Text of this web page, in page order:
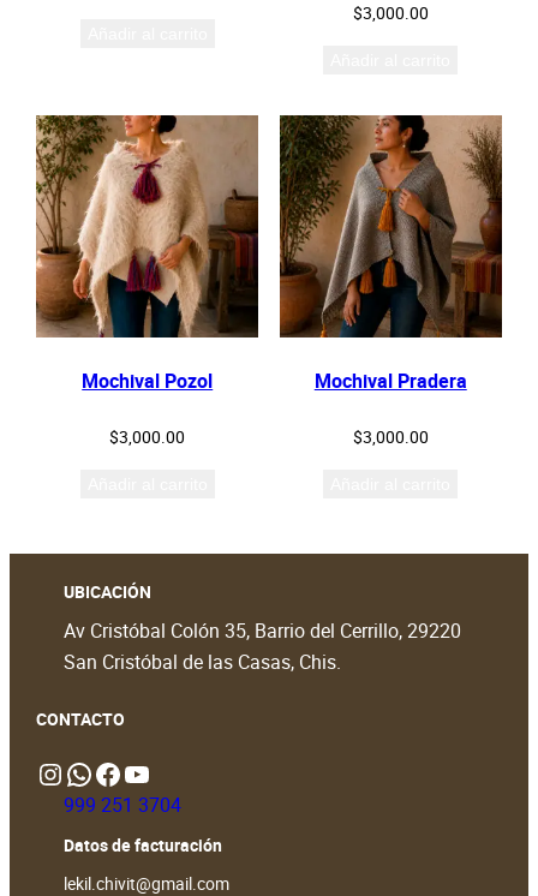
$3,000.00
Mochival Pozol
$3,000.00
Mochival Pradera
$3,000.00
UBICACIÓN
Av Cristóbal Colón 35, Barrio del Cerrillo, 29220
San Cristóbal de las Casas, Chis.
CONTACTO
InstagramWhatsApp https://www.facebook.com/people/Lekil-Chivit/61579066376698/?locale=en_GB# https://www.youtube.com/@LekilChivit
999 251 3704
Datos de facturación
lekil.chivit@gmail.com